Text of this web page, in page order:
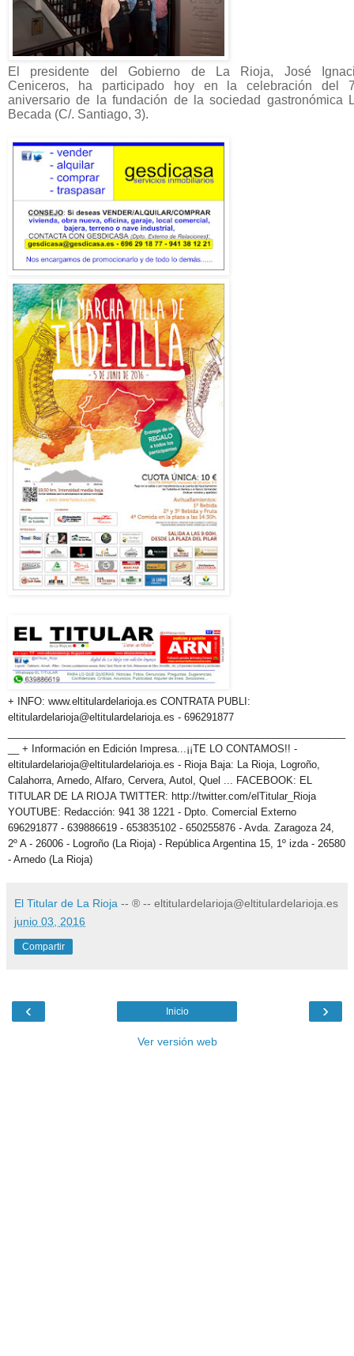
El presidente del Gobierno de La Rioja, José
Ceniceros, ha participado hoy en la celebración del
aniversario de la fundación de la sociedad gastronómica
Becada (C/. Santiago, 3).
+ INFO: www.eltitulardelarioja.es CONTRATA PUBLI:
eltitulardelarioja@eltitulardelarioja.es - 696291877
__ + Información en Edición Impresa...¡¡TE LO CONTAMOS!! -
eltitulardelarioja@eltitulardelarioja.es - Rioja Baja: La Rioja, Logroño,
Calahorra, Arnedo, Alfaro, Cervera, Autol, Quel ... FACEBOOK: EL
TITULAR DE LA RIOJA TWITTER: http://twitter.com/elTitular_Rioja
YOUTUBE: Redacción: 941 38 1221 - Dpto. Comercial Externo
696291877 - 639886619 - 653835102 - 650255876 - Avda. Zaragoza 24,
2º A - 26006 - Logroño (La Rioja) - República Argentina 15, 1º izda - 26580
- Arnedo (La Rioja)
El Titular de La Rioja -- ® -- eltitulardelarioja@eltitulardelarioja.es
junio 03, 2016
Compartir
‹ ›
Inicio
Ver versión web